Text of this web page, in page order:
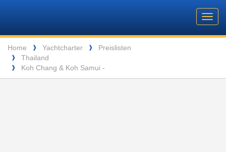
Barone
Yachting
Breadcrumb
Home ❱ Yachtcharter ❱ Preislisten
❱ Thailand
❱ Koh Chang & Koh Samui -